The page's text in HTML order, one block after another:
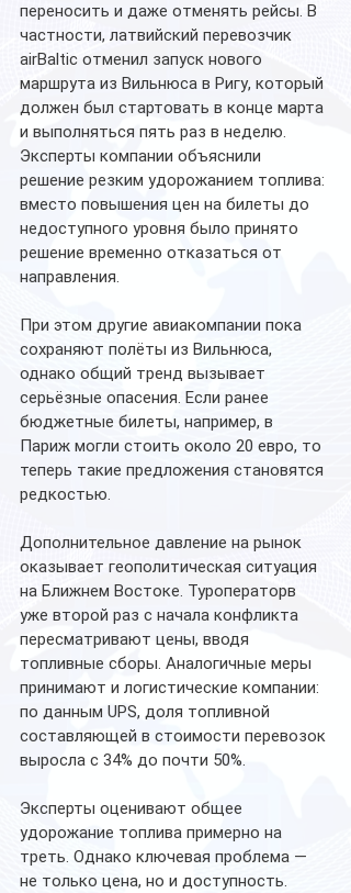
переносить и даже отменять рейсы. В
частности, латвийский перевозчик
airBaltic отменил запуск нового
маршрута из Вильнюса в Ригу, который
должен был стартовать в конце марта
и выполняться пять раз в неделю.
Эксперты компании объяснили
решение резким удорожанием топлива:
вместо повышения цен на билеты до
недоступного уровня было принято
решение временно отказаться от
направления.
При этом другие авиакомпании пока
сохраняют полёты из Вильнюса,
однако общий тренд вызывает
серьёзные опасения. Если ранее
бюджетные билеты, например, в
Париж могли стоить около 20 евро, то
теперь такие предложения становятся
редкостью.
Дополнительное давление на рынок
оказывает геополитическая ситуация
на Ближнем Востоке. Туроператорв
уже второй раз с начала конфликта
пересматривают цены, вводя
топливные сборы. Аналогичные меры
принимают и логистические компании:
по данным UPS, доля топливной
составляющей в стоимости перевозок
выросла с 34% до почти 50%.
Эксперты оценивают общее
удорожание топлива примерно на
треть. Однако ключевая проблема —
не только цена, но и доступность.